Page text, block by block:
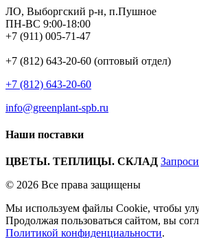
ЛО, Выборгский р-н, п.Пушное
ПН-ВС 9:00-18:00
+7 (911) 005-71-47
+7 (812) 643-20-60 (оптовый отдел)
+7 (812) 643-20-60
info@greenplant-spb.ru
Наши поставки
ЦВЕТЫ. ТЕПЛИЦЫ. СКЛАД
© 2026 Все права защищены
Мы используем файлы Cookie, чтобы
Продолжая пользоваться сайтом, вы
Политикой конфиденциальности.